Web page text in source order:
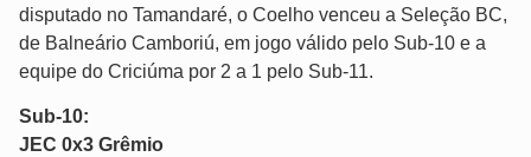
disputado no Tamandaré, o Coelho venceu a Seleção BC,
de Balneário Camboriú, em jogo válido pelo Sub-10 e a
equipe do Criciúma por 2 a 1 pelo Sub-11.
Sub-10:
JEC 0x3 Grêmio